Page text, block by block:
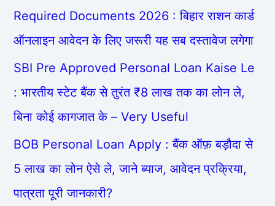
Required Documents 2026 : बिहार राशन कार्ड
ऑनलाइन आवेदन के लिए जरूरी यह सब दस्तावेज लगेगा
SBI Pre Approved Personal Loan Kaise Le
: भारतीय स्टेट बैंक से तुरंत ₹8 लाख तक का लोन ले,
बिना कोई कागजात के – Very Useful
BOB Personal Loan Apply : बैंक ऑफ़ बड़ौदा से
5 लाख का लोन ऐसे ले, जाने ब्याज, आवेदन प्रक्रिया,
पात्रता पूरी जानकारी?